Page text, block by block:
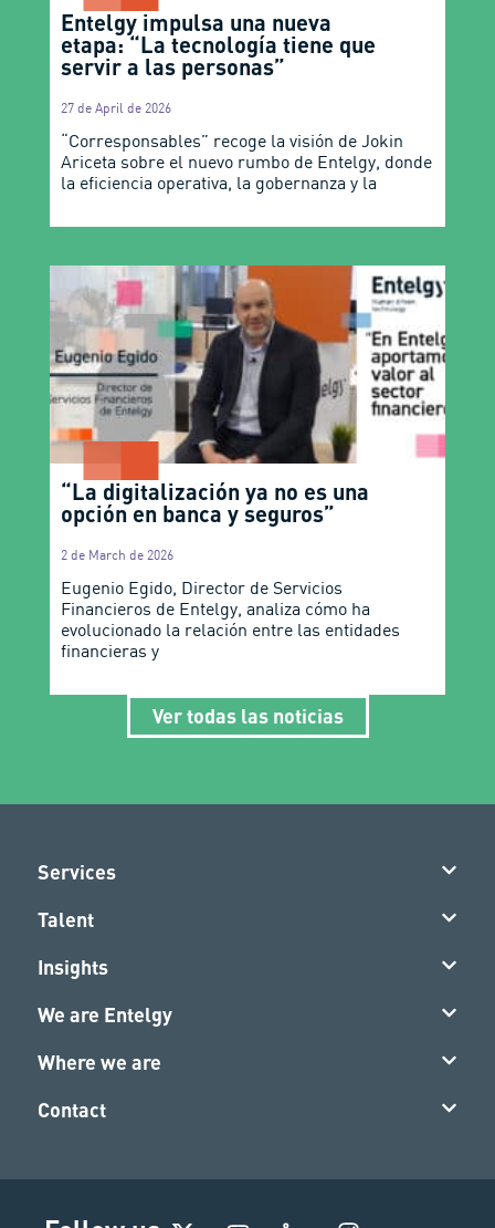
Entelgy impulsa una nueva
etapa: “La tecnología tiene que
servir a las personas”
27 de April de 2026
“Corresponsables” recoge la visión de Jokin
Ariceta sobre el nuevo rumbo de Entelgy, donde
la eficiencia operativa, la gobernanza y la
“La digitalización ya no es una
opción en banca y seguros”
2 de March de 2026
Eugenio Egido, Director de Servicios
Financieros de Entelgy, analiza cómo ha
evolucionado la relación entre las entidades
financieras y
Ver todas las noticias
Services
Talent
Insights
We are Entelgy
Where we are
Contact